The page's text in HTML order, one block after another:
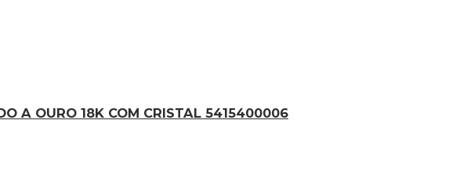
A OURO 18K COM CRISTAL 5415400006